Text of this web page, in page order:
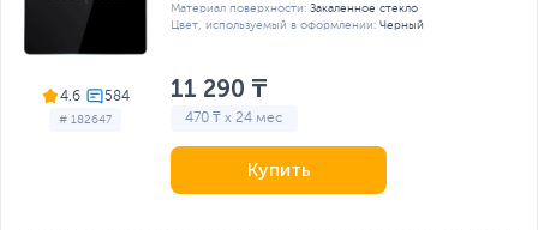
4.6
# 182647
Материал поверхности: Закаленное стекло
Цвет, используемый в оформлении: Черный
11 290 ₸
470 ₸ x 24 мес
Купить